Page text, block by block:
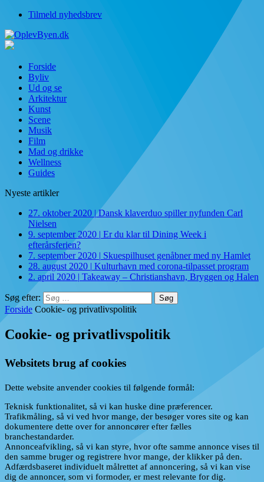
Tilmeld nyhedsbrev
Forside
Byliv
Ud og se
Arkitektur
Kunst
Scene
Musik
Film
Mad og drikke
Wellness
Guides
Nyeste artikler
27. oktober 2020 | Dansk klaverduo spiller nyfunden Carl
Nielsen
9. september 2020 | Er du klar til Dining Week i
efterårsferien?
7. september 2020 | Skuespilhuset genåbner med ny Hamlet
28. august 2020 | Kulturhavn med corona-tilpasset program
2. april 2020 | Takeaway – Christianshavn, Bryggen og Halen
Søg efter:
Forside Cookie- og privatlivspolitik
Cookie- og privatlivspolitik
Websitets brug af cookies
Dette website anvender cookies til følgende formål:
Teknisk funktionalitet, så vi kan huske dine præferencer.
Trafikmåling, så vi ved hvor mange, der besøger vores site og kan
dokumentere dette over for annoncører efter fælles
branchestandarder.
Annonceafvikling, så vi kan styre, hvor ofte samme annonce vises til
den samme bruger og registrere hvor mange, der klikker på den.
Adfærdsbaseret individuelt målrettet af annoncering, så vi kan vise
dig de annoncer, som vi formoder, er mest relevante for dig.